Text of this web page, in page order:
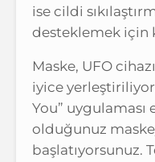
ise cildi
desteklemek için
Maske, UFO
iyice
You”
olduğunuz
başlatıyorsunuz.